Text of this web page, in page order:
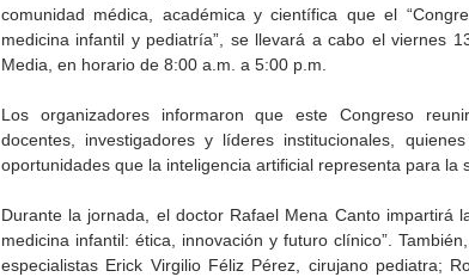
comunidad médica, académica y científica que el
medicina infantil y pediatría”, se llevará a cabo el viernes
Media, en horario de 8:00 a.m. a 5:00 p.m.
Los organizadores informaron que este Congreso
docentes, investigadores y líderes institucionales,
oportunidades que la inteligencia artificial representa para la
Durante la jornada, el doctor Rafael Mena Canto impartirá
medicina infantil: ética, innovación y futuro clínico”.
especialistas Erick Virgilio Féliz Pérez, cirujano pediatra;